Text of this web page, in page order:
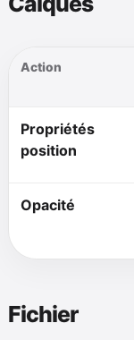
Action
Propriétés
position
Opacité
Fichier